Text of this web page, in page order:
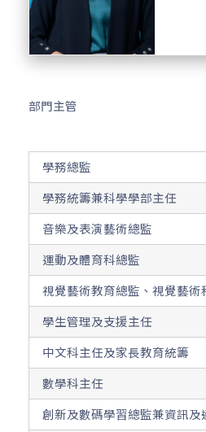
部門主管
學務總監
學務統籌兼科學學部主任
音樂及表演藝術總監
運動及體育科總監
視覺藝術教育總監、視覺藝術
學生管理及支援主任
中文科主任及家長教育統籌
數學科主任
創新及數碼學習總監兼資訊及